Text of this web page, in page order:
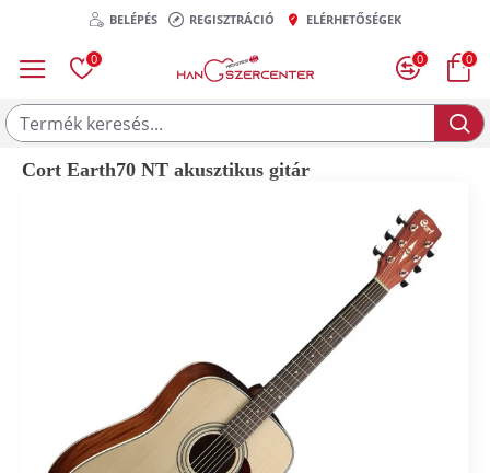
BELÉPÉS REGISZTRÁCIÓ ELÉRHETŐSÉGEK
0 0 0
Cort Earth70 NT akusztikus gitár